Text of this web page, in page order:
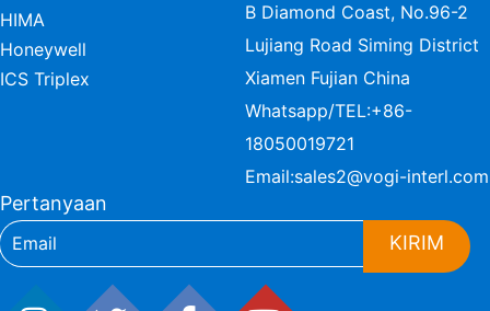
HIMA
Honeywell
ICS Triplex
B Diamond Coast, No.96-2
Lujiang Road Siming District
Xiamen Fujian China
Whatsapp/TEL:+86-
18050019721
Email:sales2@vogi-interl.com
Pertanyaan
KIRIM